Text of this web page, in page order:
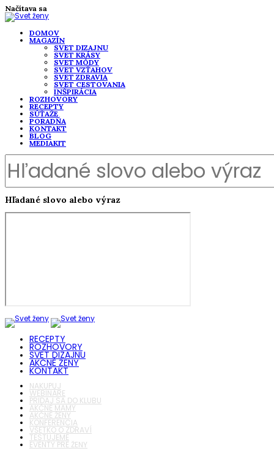
Načítava sa
DOMOV
MAGAZÍN
SVET DIZAJNU
SVET KRÁSY
SVET MÓDY
SVET VZŤAHOV
SVET ZDRAVIA
SVET CESTOVANIA
INŠPIRÁCIA
ROZHOVORY
RECEPTY
SÚŤAŽE
PORADŇA
KONTAKT
BLOG
MEDIAKIT
Hľadané slovo alebo výraz
RECEPTY
ROZHOVORY
SVET DIZAJNU
AKČNÉ ŽENY
KONTAKT
NAKUPUJ
WEBINÁRE
PRIDAJ SA DO KLUBU
AKČNÉ MAMY
AKČNÉ ŽENY
KONFERENCIA
VŠETKO O ZDRAVÍ
TESTUJEME
EVENTY PRE ŽENY